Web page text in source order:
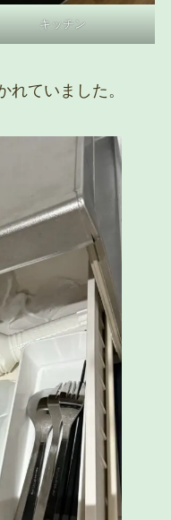
キッチン
れていました。